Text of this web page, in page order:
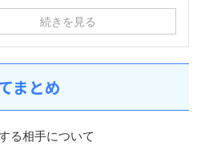
続きを見る
まとめ
る相手について